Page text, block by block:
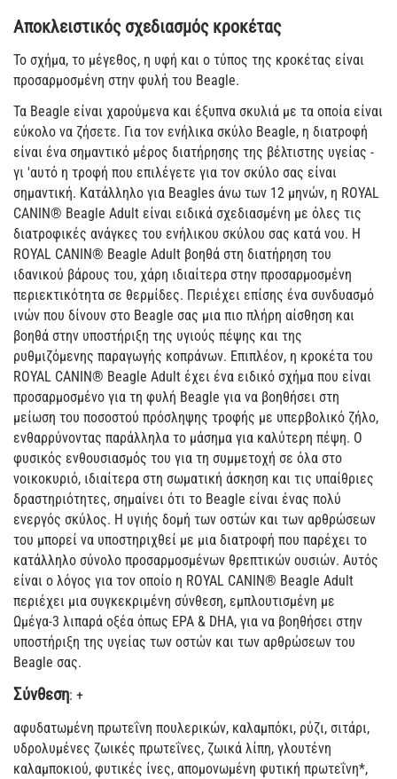
Αποκλειστικός σχεδιασμός κροκέτας
Το σχήμα, το μέγεθος, η υφή και ο τύπος της κροκέτας είναι
προσαρμοσμένη στην φυλή του Beagle.
Τα Beagle είναι χαρούμενα και έξυπνα σκυλιά με τα οποία είναι
εύκολο να ζήσετε. Για τον ενήλικα σκύλο Beagle, η διατροφή
είναι ένα σημαντικό μέρος διατήρησης της βέλτιστης υγείας -
γι 'αυτό η τροφή που επιλέγετε για τον σκύλο σας είναι
σημαντική. Κατάλληλο για Beagles άνω των 12 μηνών, η ROYAL
CANIN® Beagle Adult είναι ειδικά σχεδιασμένη με όλες τις
διατροφικές ανάγκες του ενήλικου σκύλου σας κατά νου. Η
ROYAL CANIN® Beagle Adult βοηθά στη διατήρηση του
ιδανικού βάρους του, χάρη ιδιαίτερα στην προσαρμοσμένη
περιεκτικότητα σε θερμίδες. Περιέχει επίσης ένα συνδυασμό
ινών που δίνουν στο Beagle σας μια πιο πλήρη αίσθηση και
βοηθά στην υποστήριξη της υγιούς πέψης και της
ρυθμιζόμενης παραγωγής κοπράνων. Επιπλέον, η κροκέτα του
ROYAL CANIN® Beagle Adult έχει ένα ειδικό σχήμα που είναι
προσαρμοσμένο για τη φυλή Beagle για να βοηθήσει στη
μείωση του ποσοστού πρόσληψης τροφής με υπερβολικό ζήλο,
ενθαρρύνοντας παράλληλα το μάσημα για καλύτερη πέψη. Ο
φυσικός ενθουσιασμός του για τη συμμετοχή σε όλα στο
νοικοκυριό, ιδιαίτερα στη σωματική άσκηση και τις υπαίθριες
δραστηριότητες, σημαίνει ότι το Beagle είναι ένας πολύ
ενεργός σκύλος. Η υγιής δομή των οστών και των αρθρώσεων
του μπορεί να υποστηριχθεί με μια διατροφή που παρέχει το
κατάλληλο σύνολο προσαρμοσμένων θρεπτικών ουσιών. Αυτός
είναι ο λόγος για τον οποίο η ROYAL CANIN® Beagle Adult
περιέχει μια συγκεκριμένη σύνθεση, εμπλουτισμένη με
Ωμέγα-3 λιπαρά οξέα όπως EPA & DHA, για να βοηθήσει στην
υποστήριξη της υγείας των οστών και των αρθρώσεων του
Beagle σας.
Σύνθεση: +
αφυδατωμένη πρωτεΐνη πουλερικών, καλαμπόκι, ρύζι, σιτάρι,
υδρολυμένες ζωικές πρωτεΐνες, ζωικά λίπη, γλουτένη
καλαμποκιού, φυτικές ίνες, απομονωμένη φυτική πρωτεΐνη*,